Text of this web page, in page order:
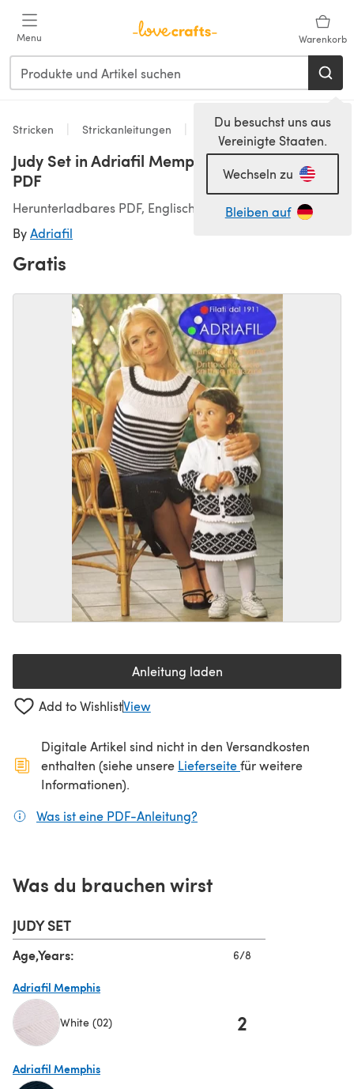
Menu Warenkorb
Du besuchst uns aus
Vereinigte Staaten.
Wechseln zu
Bleiben auf
Stricken Strickanleitungen Strickjacken
Judy Set in Adriafil Memphis - Downloadable
PDF
Herunterladbares PDF, Englisch
ByAdriafil
Gratis
Anleitung laden(öffnet sich in einem neuen
Add to WishlistView
Digitale Artikel sind nicht in den Versandkosten
enthalten (siehe unsere Lieferseite(öffnet sich in
für weitere
Informationen).
Was ist eine PDF-Anleitung?
Was du brauchen wirst
JUDY SET
Age,Years: 6/8
Adriafil Memphis
White (02) 2
Adriafil Memphis